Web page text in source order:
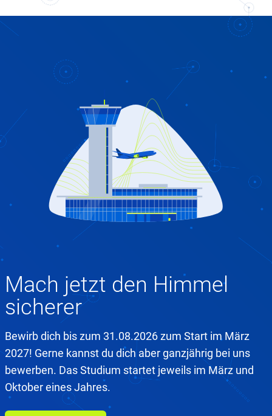
Mach jetzt den Himmel
sicherer
Bewirb dich bis zum 31.08.2026 zum Start im März
2027! Gerne kannst du dich aber ganzjährig bei uns
bewerben. Das Studium startet jeweils im März und
Oktober eines Jahres.